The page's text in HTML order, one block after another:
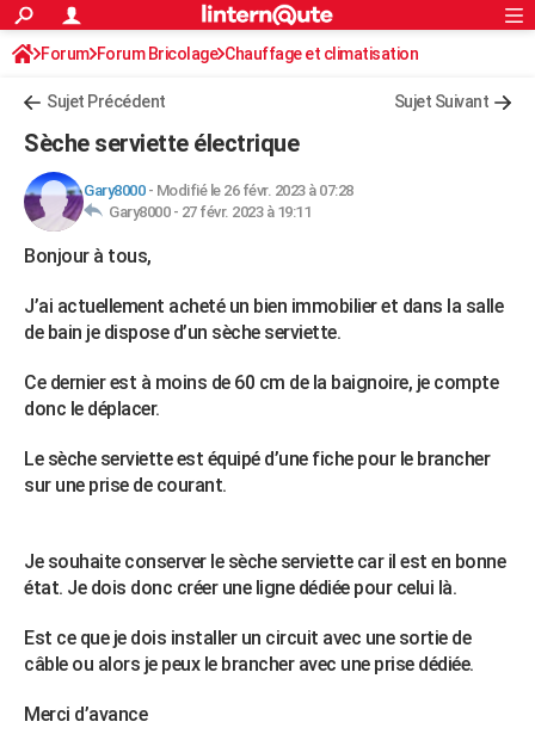
ACTUALITÉS
Politique
Société
Faits Divers
Education
Monde
Villes
+
FINANCE
Retraite
Impôts
Epargne
Immobilier
Risques naturels par ville
Banque
Assurance
Crédit
AUTO
Essais
Réserver un essai
Citadines
Berlines
SUV
Forum auto
+HIGH-TECH
Mobiles
Meilleur smartphone
Internet
Ordinateurs
Jeux vidéo
Guide high-tech
+
Guides de France
Escapades
Patrimoine
Expositions
Musées
Week-end nature
+LIFESTYLE
Art de vivre
Bien-être
Loisirs
Mode
Modes de vie
SANTE
Destinations
City break
Voyage nature
Voyage de noces
Forum
Climat
PHOTO
BONS PLANS
CARTE DE VOEUX
Rechercher
S'inscrire
Connexion
Forum Forum Bricolage Chauffage et climatisation
Chauffage électrique /solaire
Sujet Précédent Sujet Suivant
Sèche serviette électrique
Gary8000- Modifié le 26 févr. 2023 à 07:28
Gary8000 - 27 févr. 2023 à 19:11
Bonjour à tous,
J’ai actuellement acheté un bien immobilier et dans la salle
de bain je dispose d’un sèche serviette.
Ce dernier est à moins de 60 cm de la baignoire, je compte
donc le déplacer.
Le sèche serviette est équipé d’une fiche pour le brancher
sur une prise de courant.
Je souhaite conserver le sèche serviette car il est en bonne
état. Je dois donc créer une ligne dédiée pour celui là.
Est ce que je dois installer un circuit avec une sortie de
câble ou alors je peux le brancher avec une prise dédiée.
Merci d’avance